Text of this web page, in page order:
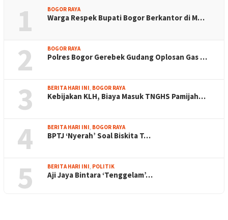
1 BOGOR RAYA
Warga Respek Bupati Bogor Berkantor di M…
2 BOGOR RAYA
Polres Bogor Gerebek Gudang Oplosan Gas …
3 BERITA HARI INI BOGOR RAYA
Kebijakan KLH, Biaya Masuk TNGHS Pamijah…
4 BERITA HARI INI BOGOR RAYA
BPTJ ‘Nyerah’ Soal Biskita T…
5 BERITA HARI INI POLITIK
Aji Jaya Bintara ‘Tenggelam’…